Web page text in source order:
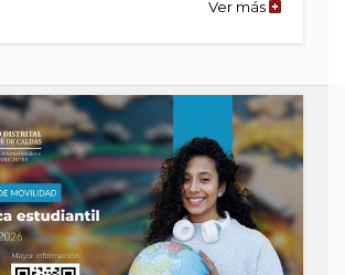
Ver másde
Movilidad
Estudiantil
Saliente
No.
02-